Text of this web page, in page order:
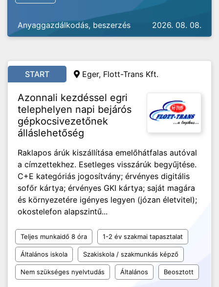
Anyaggazdálkodás, beszerzés 2026. 08. 08.
START Eger, Flott-Trans Kft.
Azonnali kezdéssel egri
telephelyen napi bejárós
gépkocsivezetőnek
álláslehetőség
Raklapos árúk kiszállítása emelőhátfalas autóval
a címzettekhez. Esetleges visszárúk begyűjtése.
C+E kategóriás jogosítvány; érvényes digitális
sofőr kártya; érvényes GKI kártya; saját magára
és környezetére igényes legyen (józan életvitel);
okostelefon alapszintű...
Teljes munkaidő 8 óra 1-2 év szakmai tapasztalat
Általános iskola Szakiskola / szakmunkás képző
Nem szükséges nyelvtudás Általános Beosztott